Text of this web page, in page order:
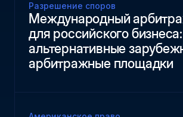
Разрешение споров
Международный
для российского бизнеса:
альтернативные
арбитражные площадки